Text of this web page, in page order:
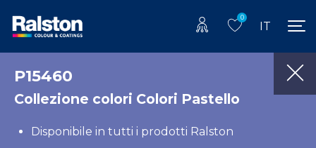
0
IT
P15460
Collezione colori Colori Pastello
Disponibile in tutti i prodotti Ralston